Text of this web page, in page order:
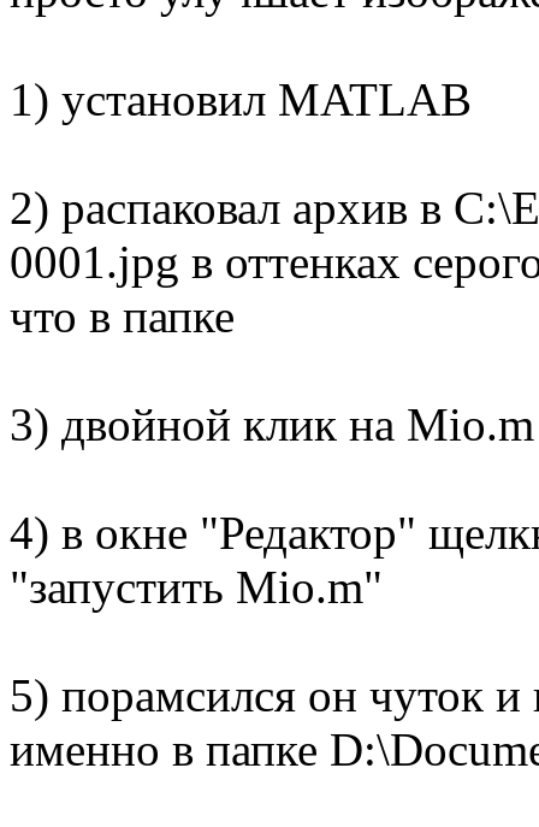
1) установил MATLAB
2) распаковал архив в
0001.jpg в оттенках
что в папке
3) двойной клик на Mio.m
4) в окне "Редактор"
"запустить Mio.m"
5) порамсился он чуток
именно в папке